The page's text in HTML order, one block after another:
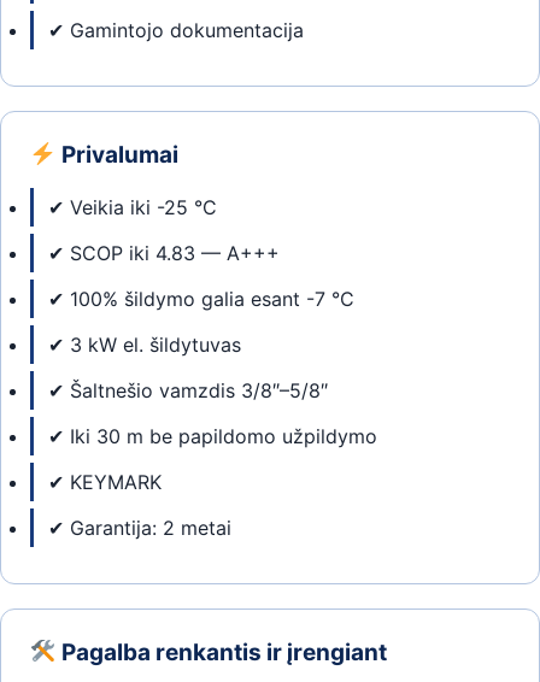
✔ Gamintojo dokumentacija
Privalumai
✔ Veikia iki -25 °C
✔ SCOP iki 4.83 — A+++
✔ 100% šildymo galia esant -7 °C
✔ 3 kW el. šildytuvas
✔ Šaltnešio vamzdis 3/8″–5/8″
✔ Iki 30 m be papildomo užpildymo
✔ KEYMARK
✔ Garantija: 2 metai
Pagalba renkantis ir įrengiant